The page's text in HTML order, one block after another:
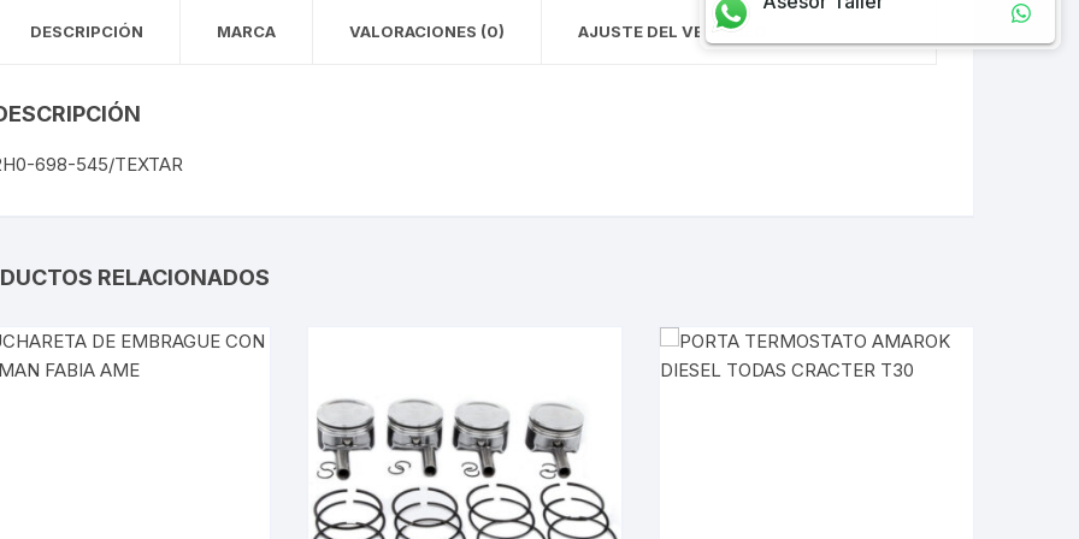
DESCRIPCIÓN MARCA VALORACIONES (0) AJUSTE DEL VEHÍCULO
698-545/TEXTAR
RELACIONADOS